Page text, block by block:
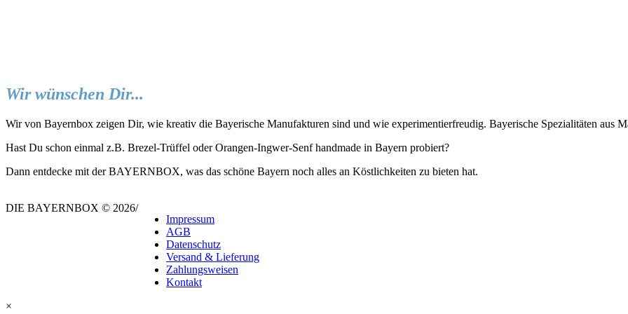
Wir wünschen Dir...
Wir von Bayernbox zeigen Dir, wie kreativ die Bayerische Manufakturen sind und wie experimentierfreudig. Bayerische Spezialitäten aus
Hast Du schon einmal z.B. Brezel-Trüffel oder Orangen-Ingwer-Senf handmade in Bayern probiert?
Dann entdecke mit der BAYERNBOX, was das schöne Bayern noch alles an Köstlichkeiten zu bieten hat.
DIE BAYERNBOX © 2026/
Impressum
AGB
Datenschutz
Versand & Lieferung
Zahlungsweisen
Kontakt
×